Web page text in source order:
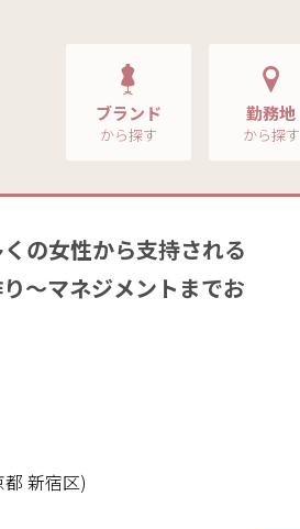
ブランド
から探す
勤務地
から探す
の女性から支持される
～マネジメントまでお
新宿区)